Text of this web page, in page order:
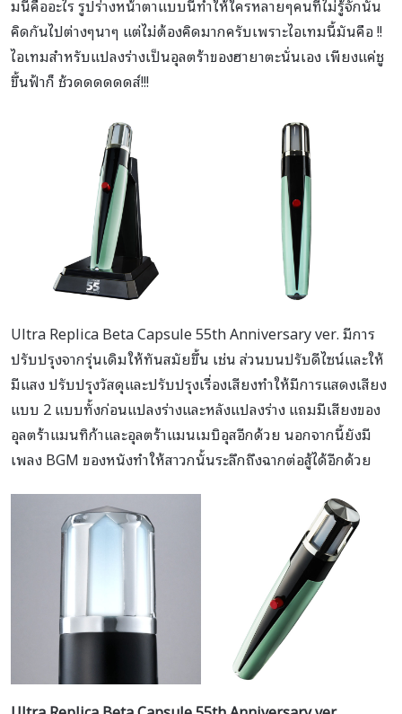
มนี้คืออะไร รูปร่างหน้าตาแบบนี้ทำให้ใครหลายๆคนที่ไม่รู้จักนั้น
คิดกันไปต่างๆนาๆ แต่ไม่ต้องคิดมากครับเพราะไอเทมนี้มันคือ !!
ไอเทมสำหรับแปลงร่างเป็นอุลตร้าของฮายาตะนั่นเอง เพียงแค่ชู
ขึ้นฟ้าก็ ช้วดดดดดดส์!!!
Ultra Replica Beta Capsule 55th Anniversary ver. มีการ
ปรับปรุงจากรุ่นเดิมให้ทันสมัยขึ้น เช่น ส่วนบนปรับดีไซน์และให้
มีแสง ปรับปรุงวัสดุและปรับปรุงเรื่องเสียงทำให้มีการแสดงเสียง
แบบ 2 แบบทั้งก่อนแปลงร่างและหลังแปลงร่าง แถมมีเสียงของ
อุลตร้าแมนทิก้าและอุลตร้าแมนเมบิอุสอีกด้วย นอกจากนี้ยังมี
เพลง BGM ของหนังทำให้สาวกนั้นระลึกถึงฉากต่อสู้ได้อีกด้วย